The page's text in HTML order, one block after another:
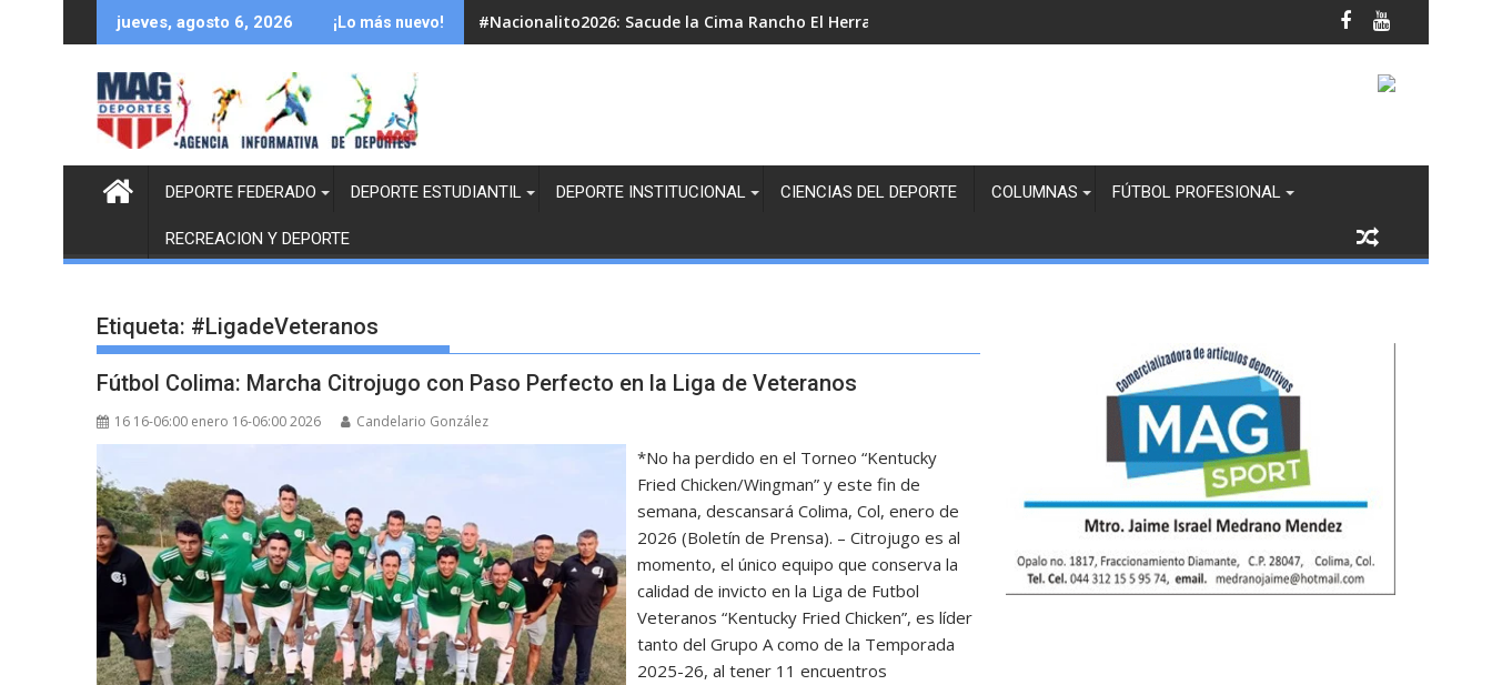
al
jueves, agosto 6, 2026 ¡Lo más nuevo! #Nacionalito2026: Sacude la Cima Rancho El Herradero en la Juvenil Femenil
DEPORTE FEDERADO DEPORTE ESTUDIANTIL DEPORTE INSTITUCIONAL CIENCIAS DEL DEPORTE COLUMNAS FÚTBOL PROFESIONAL
RECREACION Y DEPORTE
Etiqueta: #LigadeVeteranos
Fútbol Colima: Marcha Citrojugo con Paso Perfecto en la Liga de Veteranos
16 16-06:00 enero 16-06:00 2026 Candelario González
*No ha perdido en el Torneo “Kentucky
Fried Chicken/Wingman” y este fin de
semana, descansará Colima, Col, enero de
2026 (Boletín de Prensa). – Citrojugo es al
momento, el único equipo que conserva la
calidad de invicto en la Liga de Futbol
Veteranos “Kentucky Fried Chicken”, es líder
tanto del Grupo A como de la Temporada
2025-26, al tener 11 encuentros